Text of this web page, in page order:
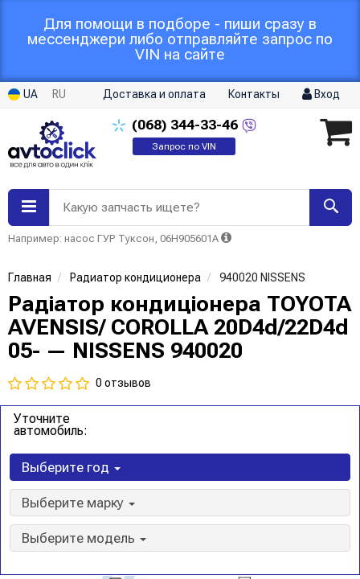
Для помощи в подборе - пиши сразу в
мессенджери либо отправляйте запрос по
VIN на сайте
UA RU Доставка и оплата Контакты Вход
(068) 344-33-46
Запрос по VIN
Какую запчасть ищете?
Например: насос ГУР Туксон, 06H905601A
Главная Радиатор кондиционера 940020 NISSENS
Радіатор кондиціонера TOYOTA
AVENSIS/ COROLLA 20D4d/22D4d
05- — NISSENS 940020
0 отзывов
Уточните
автомобиль:
Выберите год
Выберите марку
Выберите модель